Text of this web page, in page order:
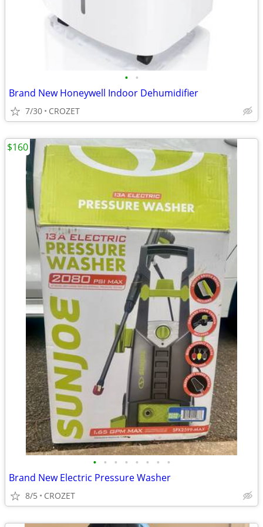
• •
Brand New Honeywell Indoor Dehumidifier
7/30 CROZET
• • • • • • • •
Brand New Electric Pressure Washer
8/5 CROZET
$160